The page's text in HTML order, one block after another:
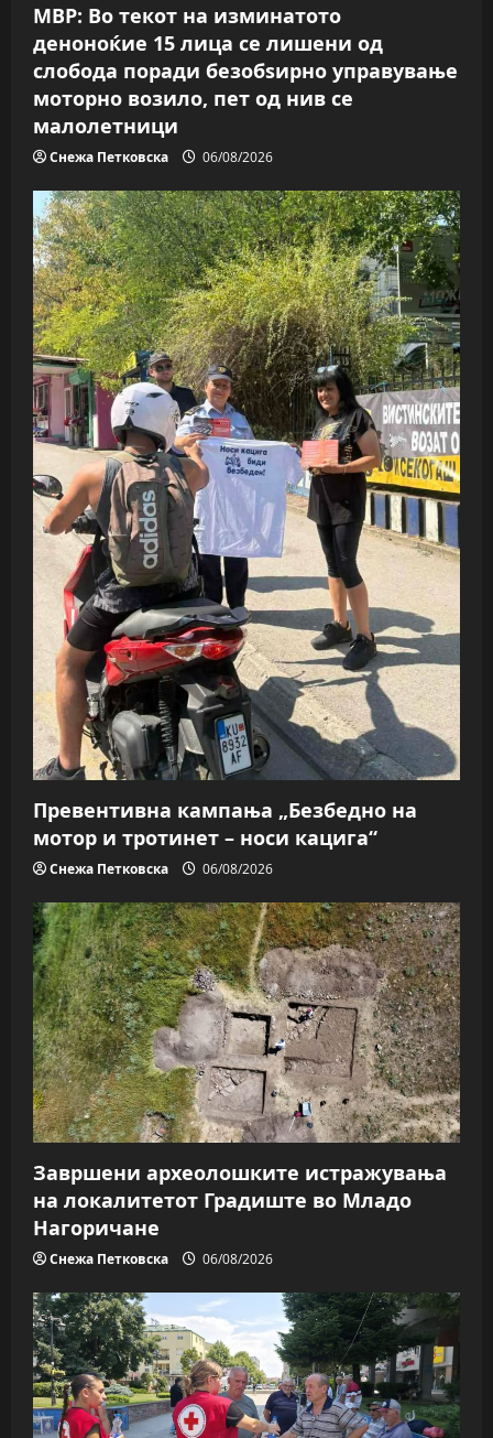
МВР: Во текот на изминатото
деноноќие 15 лица се лишени од
слобода поради безобѕирно управување
моторно возило, пет од нив се
малолетници
Снежа Петковска 06/08/2026
Превентивна кампања „Безбедно на
мотор и тротинет – носи кацига“
Снежа Петковска 06/08/2026
Завршени археолошките истражувања
на локалитетот Градиште во Младо
Нагоричане
Снежа Петковска 06/08/2026